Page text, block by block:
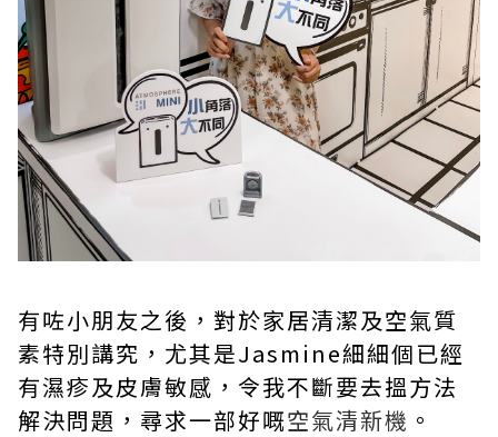
有咗小朋友之後，對於家居清潔及空氣質
素特別講究，尤其是Jasmine細細個已經
有濕疹及皮膚敏感，令我不斷要去搵方法
解決問題，尋求一部好嘅空氣清新機 。